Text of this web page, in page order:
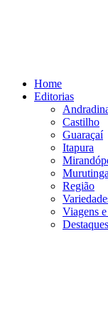
Home
Editorias
Castilho
Guaraçaí
Itapura
Região
Viagens
Destaques